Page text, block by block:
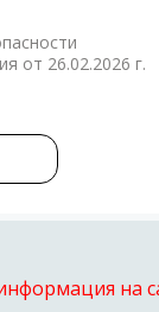
от 26.02.2026 г.
на